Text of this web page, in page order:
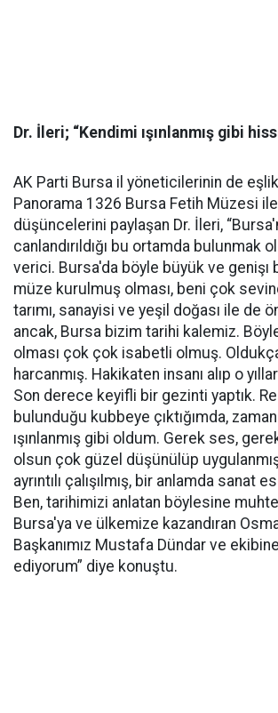
Dr. İleri; “Kendimi ışınlanmış gibi
AK Parti Bursa il yöneticilerinin de
Panorama 1326 Bursa Fetih Müzesi
düşüncelerini paylaşan Dr. İleri,
canlandırıldığı bu ortamda bulunmak
verici. Bursa'da böyle büyük ve genişı
müze kurulmuş olması, beni çok
tarımı, sanayisi ve yeşil doğası ile de
ancak, Bursa bizim tarihi kalemiz.
olması çok çok isabetli olmuş.
harcanmış. Hakikaten insanı alıp o
Son derece keyifli bir gezinti yaptık.
bulunduğu kubbeye çıktığımda,
ışınlanmış gibi oldum. Gerek ses,
olsun çok güzel düşünülüp
ayrıntılı çalışılmış, bir anlamda sanat
Ben, tarihimizi anlatan böylesine
Bursa'ya ve ülkemize kazandıran
Başkanımız Mustafa Dündar ve
ediyorum” diye konuştu.